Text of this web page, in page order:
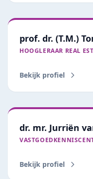
prof. dr. (T.M.)
HOOGLERAAR REAL
Bekijk profiel
dr. mr. Jurriën
Bekijk profiel